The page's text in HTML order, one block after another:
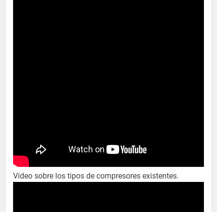
Video sobre los tipos de compresores existentes.